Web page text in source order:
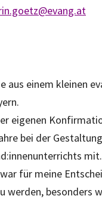
aus einem kleinen
eigenen
bei der
mit.
für meine
werden, besonders